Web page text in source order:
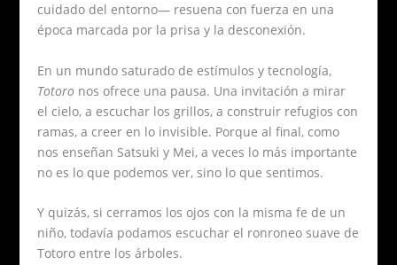
cuidado del entorno— resuena con fuerza en una
época marcada por la prisa y la desconexión.
En un mundo saturado de estímulos y tecnología,
Totoro nos ofrece una pausa. Una invitación a mirar
el cielo, a escuchar los grillos, a construir refugios con
ramas, a creer en lo invisible. Porque al final, como
nos enseñan Satsuki y Mei, a veces lo más importante
no es lo que podemos ver, sino lo que sentimos.
Y quizás, si cerramos los ojos con la misma fe de un
niño, todavía podamos escuchar el ronroneo suave de
Totoro entre los árboles.